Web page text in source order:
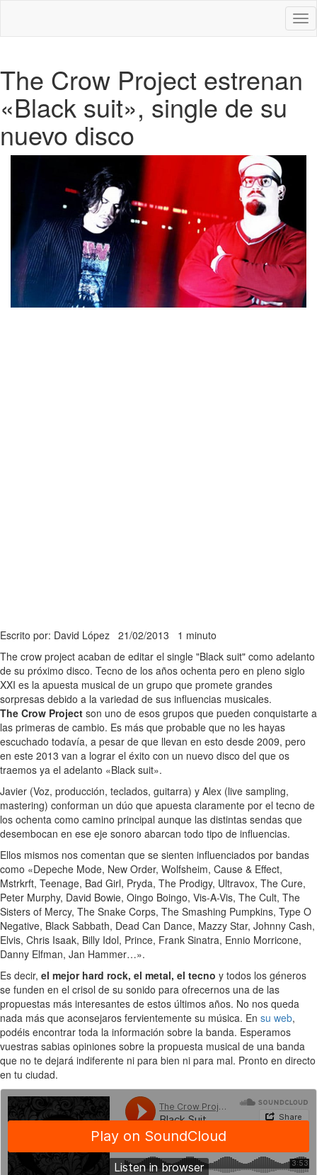
The Crow Project estrenan
«Black suit», single de su
nuevo disco
Escrito por: David López 21/02/2013 1 minuto
The crow project acaban de editar el single "Black suit" como adelanto
de su próximo disco. Tecno de los años ochenta pero en pleno siglo
XXI es la apuesta musical de un grupo que promete grandes
sorpresas debido a la variedad de sus influencias musicales.
The Crow Project son uno de esos grupos que pueden conquistarte a
las primeras de cambio. Es más que probable que no les hayas
escuchado todavía, a pesar de que llevan en esto desde 2009, pero
en este 2013 van a lograr el éxito con un nuevo disco del que os
traemos ya el adelanto «Black suit».
Javier (Voz, producción, teclados, guitarra) y Alex (live sampling,
mastering) conforman un dúo que apuesta claramente por el tecno de
los ochenta como camino principal aunque las distintas sendas que
desembocan en ese eje sonoro abarcan todo tipo de influencias.
Ellos mismos nos comentan que se sienten influenciados por bandas
como «Depeche Mode, New Order, Wolfsheim, Cause & Effect,
Mstrkrft, Teenage, Bad Girl, Pryda, The Prodigy, Ultravox, The Cure,
Peter Murphy, David Bowie, Oingo Boingo, Vis-A-Vis, The Cult, The
Sisters of Mercy, The Snake Corps, The Smashing Pumpkins, Type O
Negative, Black Sabbath, Dead Can Dance, Mazzy Star, Johnny Cash,
Elvis, Chris Isaak, Billy Idol, Prince, Frank Sinatra, Ennio Morricone,
Danny Elfman, Jan Hammer…».
Es decir, el mejor hard rock, el metal, el tecno y todos los géneros
se funden en el crisol de su sonido para ofrecernos una de las
propuestas más interesantes de estos últimos años. No nos queda
nada más que aconsejaros fervientemente su música. En su web,
podéis encontrar toda la información sobre la banda. Esperamos
vuestras sabias opiniones sobre la propuesta musical de una banda
que no te dejará indiferente ni para bien ni para mal. Pronto en directo
en tu ciudad.